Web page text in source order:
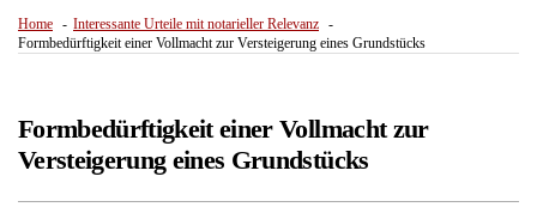
Home
Interessante Urteile mit notarieller Relevanz
Formbedürftigkeit einer Vollmacht zur Versteigerung eines Grundstücks
Formbedürftigkeit einer Vollmacht zur
Versteigerung eines Grundstücks